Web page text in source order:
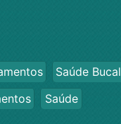
Saúde Bucal
Saúde